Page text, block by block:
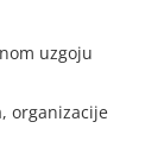
uzgoju
organizacije